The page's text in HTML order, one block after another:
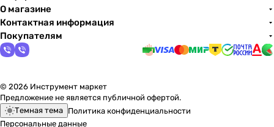
О магазине
Контактная информация
Покупателям
© 2026 Инструмент маркет
Предложение не является публичной офертой.
Темная тема Политика конфиденциальности
Персональные данные